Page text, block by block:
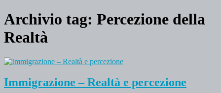
Archivio tag: Percezione della
Realtà
Immigrazione – Realtà e percezione